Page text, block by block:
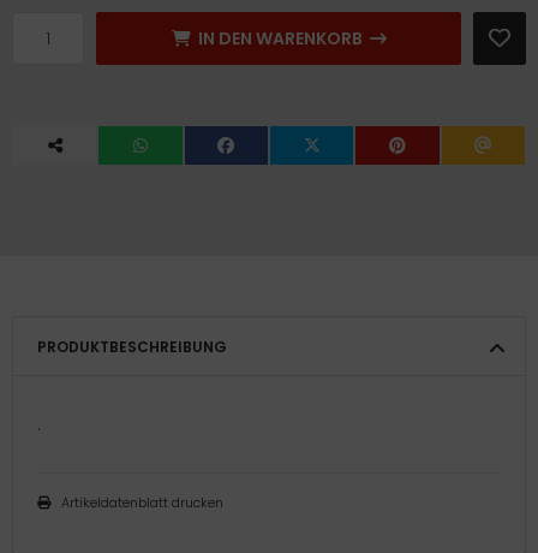
IN DEN WARENKORB
PRODUKTBESCHREIBUNG
.
Artikeldatenblatt drucken